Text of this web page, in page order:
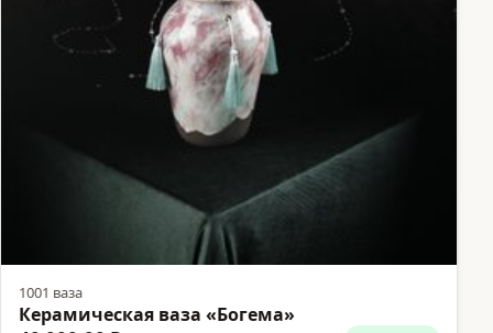
1001 ваза
Керамическая ваза «Богема»